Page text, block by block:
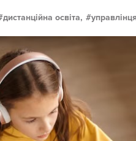
дистанційна освіта,